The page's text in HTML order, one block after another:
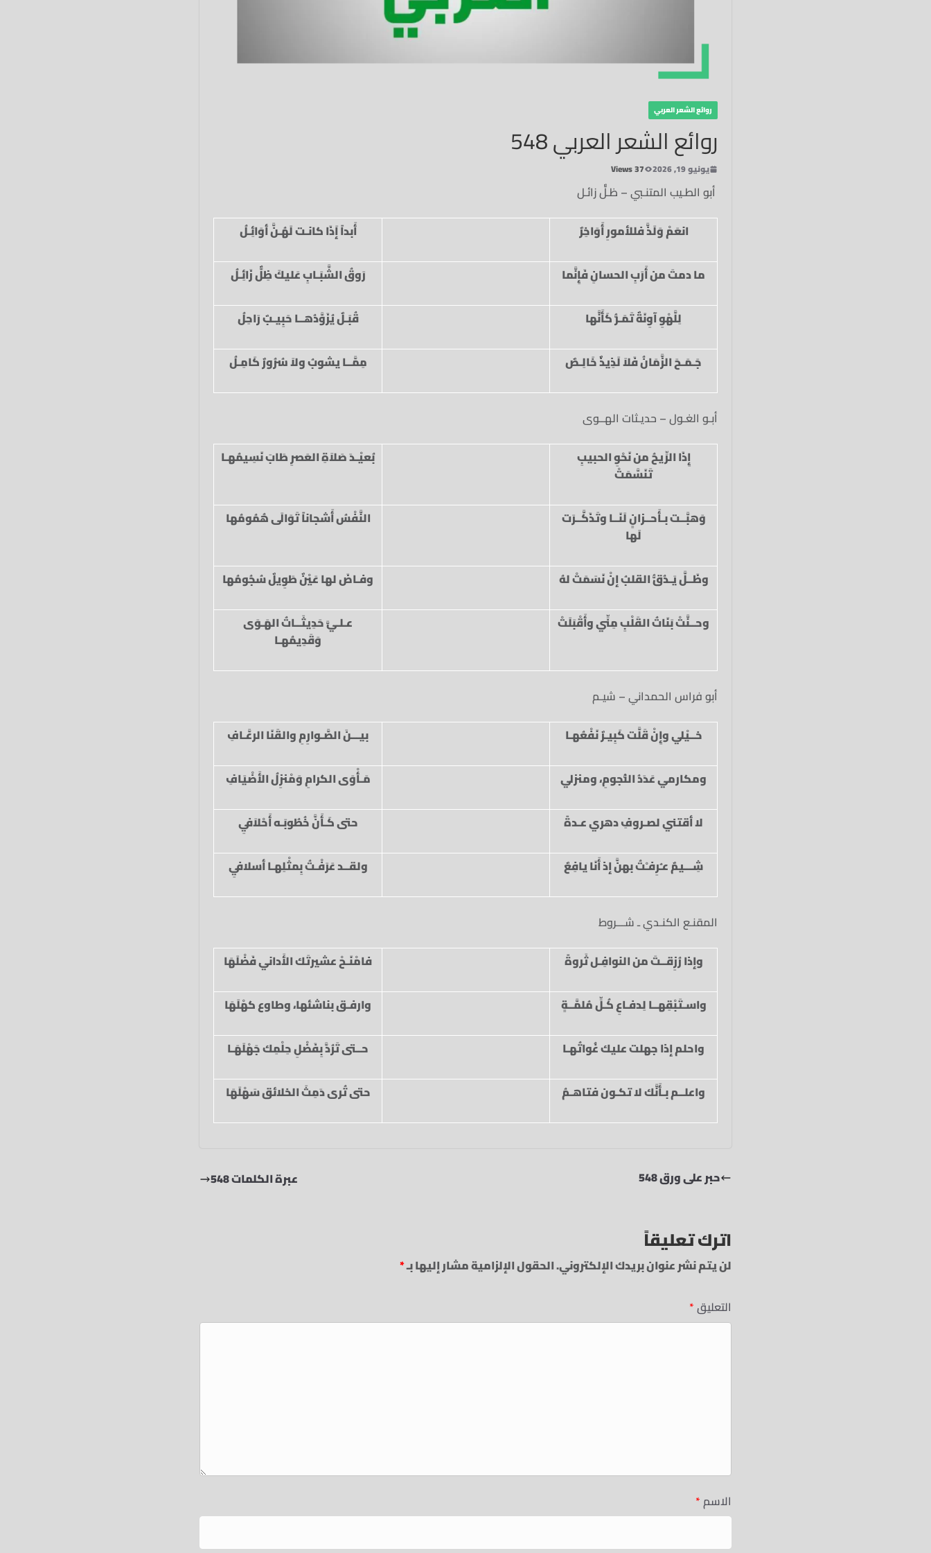
روائع الشعر العربي
روائع الشعر العربي 548
يونيو 19, 2026 37 Views
أبو الطـيب المتنـبي – ظـلٌّ زائـل
انعَمْ وَلَذَّ فللأمورِ أَوَاخِرٌ
أَبداً إَذَا كانـت لَهُـنَّ أوَائِـلُ
ما دمتَ من أَرَبِ الحسانِ فَإِنَّما رَوقُ الشَّبَـابِ عَليكَ ظِلٌّ زَائِـلُ
لِلَّهْوِ آوِنَةٌ تَمَـرُّ كَأَنَّها قُبَـلٌ يُزَوَّدُهــا حَبِيـبٌ رَاحِلُ
جَـمَـحَ الزَّمَانُ فَلاَ لَذِيذٌ خَالِـصٌ مِمَّــا يشوبُ ولاَ سُرُورٌ كَامِـلُ
أبـو الغـول – حديـثات الهــوى
إِذَا الرِّيحُ من نَحْوِ الحبيبِ
تَنَسَّمَتْ
بُعيْـدَ صَلاَةِ العَصرِ طَابَ نَسِيمُهـا
وَهبَّــت بـأَحــزانٍ لَنَــا وتَذَكَّــرَت
لَها
النَّفْسُ أَشجاناً تَوَالَى هُمُومُها
وظَــلَّ يَـدُقُّ القلبُ إنْ نَسَمَتْ لهُ وفـاضَ لها عَيْنٌ طَوِيلٌ سُجُومُها
وحــنَّتْ بَنَاتُ القَلْبِ مِنِّي وأَقْبَلَتْ
عـلـيَّ حَدِيثَــاتُ الهَـوَى
وَقَدِيمُهـا
أبو فراس الحمداني – شيـم
خــيْلي وإِنْ قَلَّت كَبِيـرٌ نَفْعُهـا
بيـــنَ الصَّـوارِمِ والقَنَا الرعَّـافِ
ومكارمي عَدَدُ النُّجومِ، ومنزلي مَـأْوَى الكرامِ وَمْنزِلُ الأَضْيَافِ
لا أقتني لصـروفِ دهري عـدةً حتى كَـأَنَّ خُطُوبَـه أَحْلاَفيِ
شِـــيمٌ عـُرِفـْتُ بهنَّ إذ أَنَا يافِعٌ ولقــد عَرَفْـتُ بِمثْلِهـا أسلافيِ
المقنـع الكنـدي ـ شـــروط
وإذا رُزِقــتَ من النوافِـل ثَروةً
فامْنَـحْ عشيرتَك الأَداني فَضْلَهَا
واسـتَبْقِهــا لِدفـاعِ كُـلِّ مُلمَّــةٍ وارفـق بناشئها، وطاوع كهْلَهَا
واحلم إذا جهلت عليك غُواتُهـا حــتى تَرُدَّ بِفَضْلِ حِلْمِك جَهْلَهَـا
واعلــم بـأَنَّك لا تكـون فتاهـمُ حتى تُرى دَمِثَ الخلائق سَهْلَهَا
حبر على ورق 548 عبرة الكلمات 548
اترك تعليقاً
لن يتم نشر عنوان بريدك الإلكتروني.الحقول الإلزامية مشار إليها بـ*
التعليق*
الاسم*